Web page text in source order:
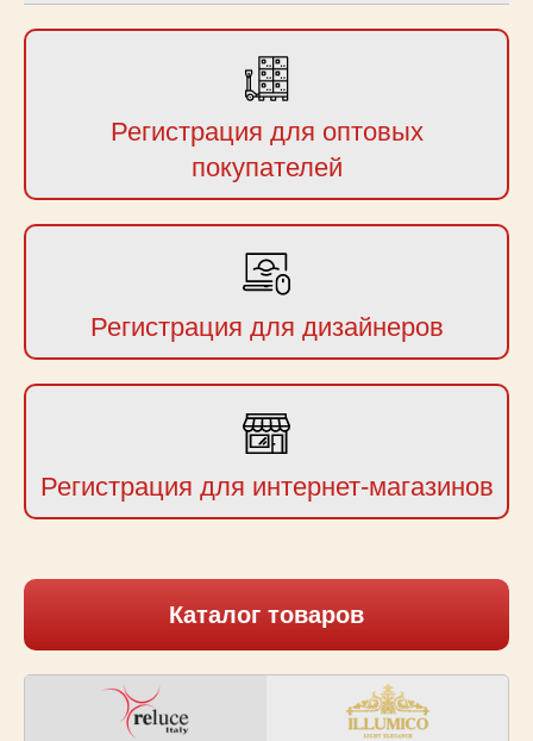
Регистрация для оптовых
покупателей
Регистрация для дизайнеров
Регистрация для интернет-магазинов
Каталог товаров